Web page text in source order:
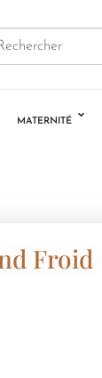
MATERNITÉ
Froid